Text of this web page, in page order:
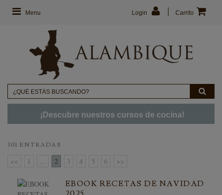
Menu Carrito
Login
¡Descubre nuestros cursos de cocina!
301 ENTRADAS
<< 1 ... 2 3 4 5 6 >>
EBOOK RECETAS DE NAVIDAD